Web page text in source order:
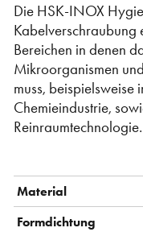
Die HSK-INOX
Kabelverschraubung
Bereichen in denen
Mikroorganismen
muss, beispielsweise
Chemieindustrie,
Reinraumtechnologie.
Material
Formdichtung